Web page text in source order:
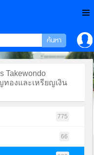
Takewondo
ทองและเหรียญเงิน
775
66